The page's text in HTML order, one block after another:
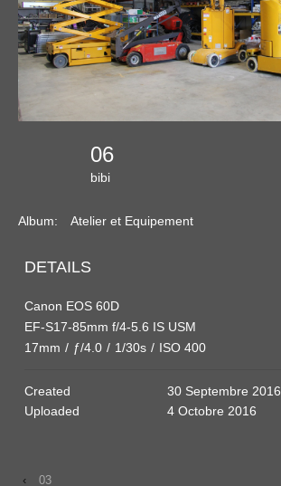
06
bibi
Album: Atelier et Equipement
DETAILS
Canon EOS 60D
EF-S17-85mm f/4-5.6 IS USM
17mm / ƒ/4.0 / 1/30s / ISO 400
Created
30 Septembre 2016
Uploaded
4 Octobre 2016
‹ 03